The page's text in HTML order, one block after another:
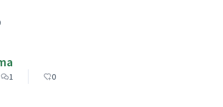
1 0